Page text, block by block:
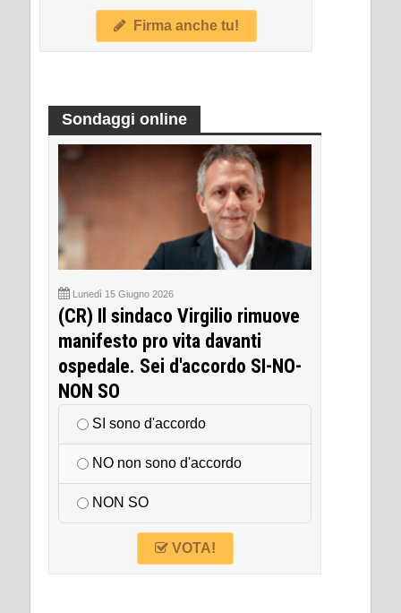
Firma anche tu!
Sondaggi online
Lunedì 15 Giugno 2026
(CR) Il sindaco Virgilio rimuove
manifesto pro vita davanti
ospedale. Sei d'accordo SI-NO-
NON SO
SI sono d'accordo
NO non sono d'accordo
NON SO
VOTA!